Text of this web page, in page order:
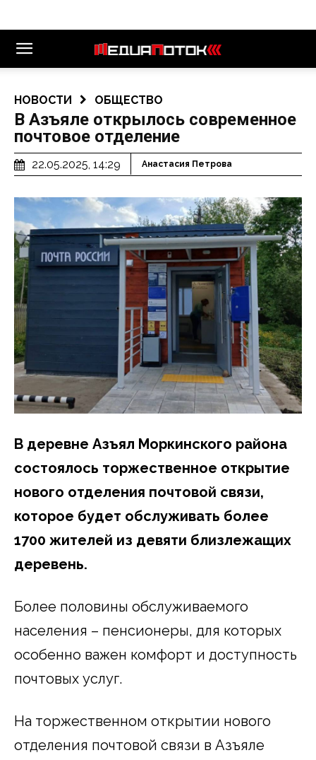
НОВОСТИ ОБЩЕСТВО
В Азъяле открылось современное
почтовое отделение
22.05.2025, 14:29 Анастасия Петрова
В деревне Азъял Моркинского района
состоялось торжественное открытие
нового отделения почтовой связи,
которое будет обслуживать более
1700 жителей из девяти близлежащих
деревень.
Более половины обслуживаемого
населения – пенсионеры, для которых
особенно важен комфорт и доступность
почтовых услуг.
На торжественном открытии нового
отделения почтовой связи в Азъяле